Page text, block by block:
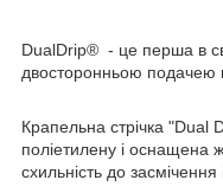
DualDrip® - це перша в
двосторонньою подачею
Крапельна стрічка "Dual
поліетилену і оснащена
схильність до засмічення